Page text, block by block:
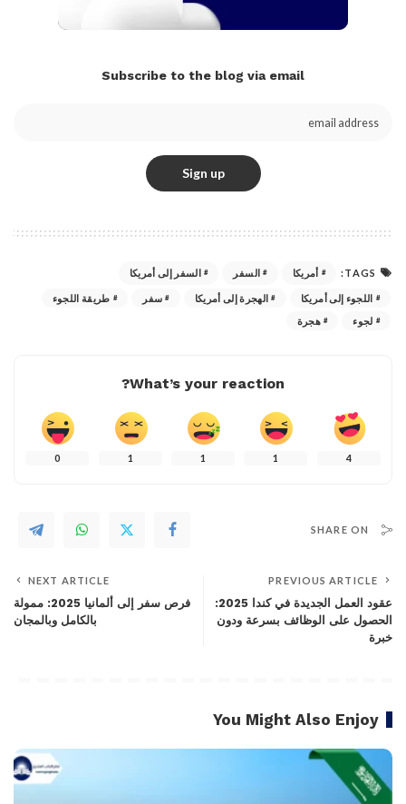
Subscribe to the blog via email
TAGS: أمريكا السفر السفر إلى أمريكا
اللجوء إلى أمريكا الهجرة إلى أمريكا سفر
طريقة اللجوء
لجوء
هجرة
What’s your reaction?
4
1
1
1
0
SHARE ON
PREVIOUS ARTICLE
عقود العمل الجديدة في كندا 2025:
الحصول على الوظائف بسرعة ودون
خبرة
NEXT ARTICLE
فرص سفر إلى ألمانيا 2025: ممولة
بالكامل وبالمجان
You Might Also Enjoy